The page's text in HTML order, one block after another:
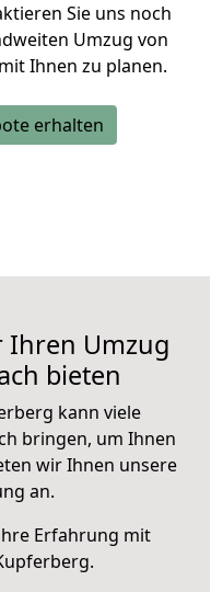
Sie uns noch
Umzug von
Ihnen zu planen.
erhalten
Ihren Umzug
bieten
kann viele
bringen, um Ihnen
wir Ihnen unsere
an.
Erfahrung mit
.